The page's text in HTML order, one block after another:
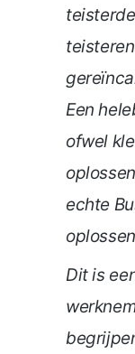
Een
ofwel
echte
Dit is